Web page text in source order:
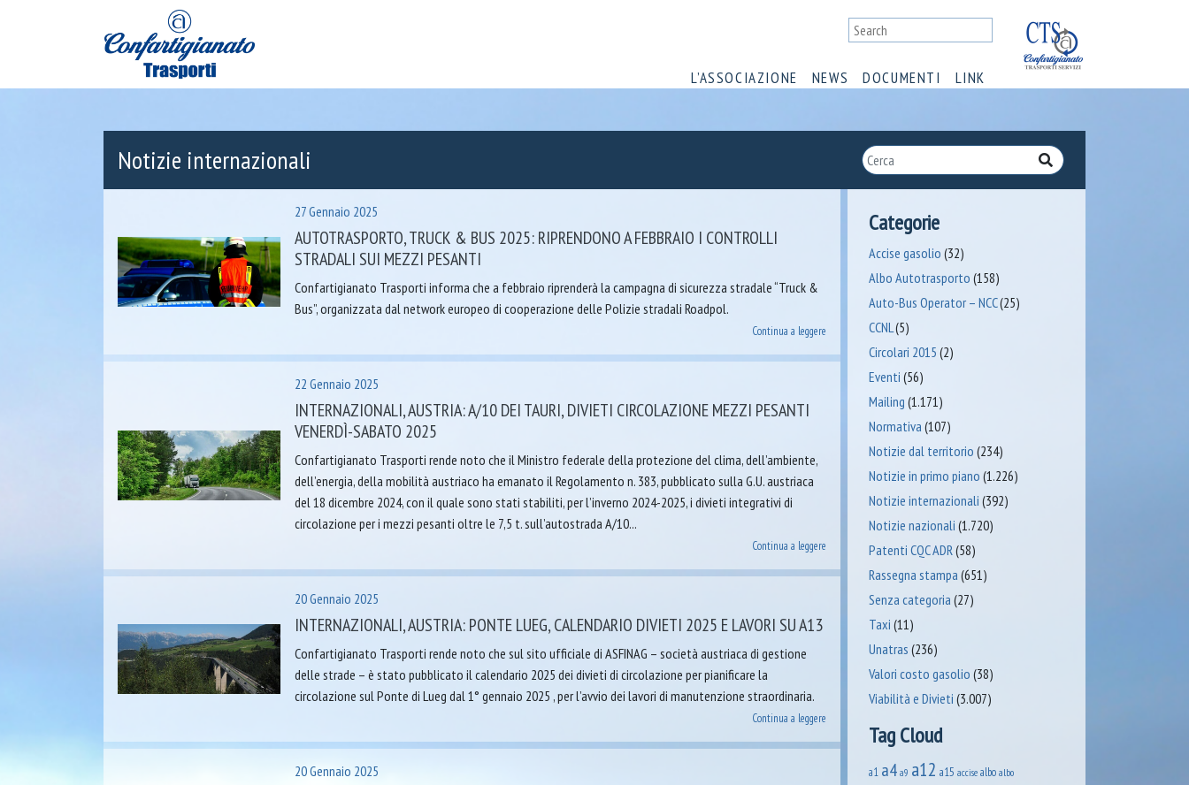
L’ASSOCIAZIONE NEWS DOCUMENTI LINK
Notizie internazionali
27 Gennaio 2025
AUTOTRASPORTO, TRUCK & BUS 2025: RIPRENDONO A FEBBRAIO I CONTROLLI
STRADALI SUI MEZZI PESANTI
Confartigianato Trasporti informa che a febbraio riprenderà la campagna di sicurezza stradale “Truck &
Bus”, organizzata dal network europeo di cooperazione delle Polizie stradali Roadpol.
Continua a leggere
22 Gennaio 2025
INTERNAZIONALI, AUSTRIA: A/10 DEI TAURI, DIVIETI CIRCOLAZIONE MEZZI PESANTI
VENERDÌ-SABATO 2025
Confartigianato Trasporti rende noto che il Ministro federale della protezione del clima, dell’ambiente,
dell’energia, della mobilità austriaco ha emanato il Regolamento n. 383, pubblicato sulla G.U. austriaca
del 18 dicembre 2024, con il quale sono stati stabiliti, per l’inverno 2024-2025, i divieti integrativi di
circolazione per i mezzi pesanti oltre le 7,5 t. sull’autostrada A/10...
Continua a leggere
20 Gennaio 2025
INTERNAZIONALI, AUSTRIA: PONTE LUEG, CALENDARIO DIVIETI 2025 E LAVORI SU A13
Confartigianato Trasporti rende noto che sul sito ufficiale di ASFINAG – società austriaca di gestione
delle strade – è stato pubblicato il calendario 2025 dei divieti di circolazione per pianificare la
circolazione sul Ponte di Lueg dal 1° gennaio 2025 , per l’avvio dei lavori di manutenzione straordinaria.
Continua a leggere
20 Gennaio 2025
Categorie
Accise gasolio (32)
Albo Autotrasporto (158)
Auto-Bus Operator – NCC(25)
CCNL(5)
Circolari 2015 (2)
Eventi (56)
Mailing (1.171)
Normativa (107)
Notizie dal territorio (234)
Notizie in primo piano (1.226)
Notizie internazionali (392)
Notizie nazionali (1.720)
Patenti CQC ADR(58)
Rassegna stampa (651)
Senza categoria (27)
Taxi (11)
Unatras (236)
Valori costo gasolio (38)
Viabilità e Divieti (3.007)
Tag Cloud
a1 a4 a9 a12 a15 accise albo albo